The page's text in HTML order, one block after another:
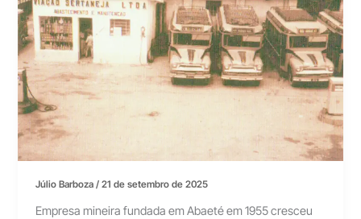
Júlio Barboza/21 de setembro de 2025
Empresa mineira fundada em Abaeté em 1955 cresceu